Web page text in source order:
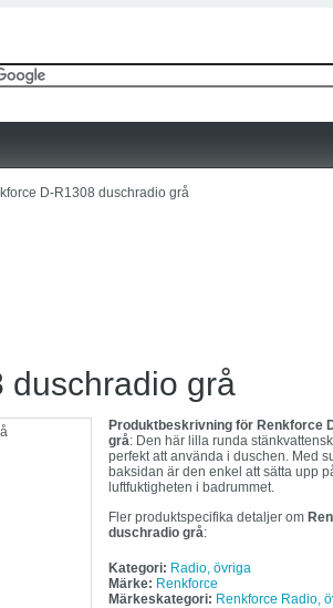
D-R1308 duschradio grå
duschradio grå
Produktbeskrivning för Renkforce
grå: Den här lilla runda
perfekt att använda i duschen. Med
baksidan är den enkel att sätta upp
luftfuktigheten i badrummet.
Fler produktspecifika detaljer om
duschradio grå:
Kategori: Radio, övriga
Märke: Renkforce
Märkeskategori: Renkforce Radio,